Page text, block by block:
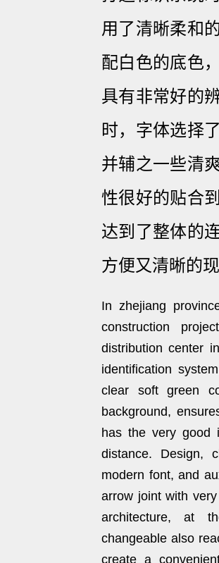
用了清晰柔和
配白色的底色
具有非常好的
时，字体选择
并辅之一些清
性很好的贴合
达到了整体的
方便又清晰的
In zhejiang
construction
distribution center
identification
clear soft green
background,
has the very good
distance.
modern font, and
arrow joint with
architecture, at
changeable also
create a